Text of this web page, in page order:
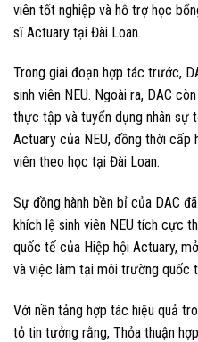
viên tốt nghiệp và hỗ trợ học
sĩ Actuary tại Đài Loan.
Trong giai đoạn hợp tác trước,
sinh viên NEU. Ngoài ra, DAC
thực tập và tuyển dụng nhân sự
Actuary của NEU, đồng thời
viên theo học tại Đài Loan.
Sự đồng hành bền bỉ của DAC
khích lệ sinh viên NEU tích cực
quốc tế của Hiệp hội Actuary,
và việc làm tại môi trường quốc
Với nền tảng hợp tác hiệu quả
tỏ tin tưởng rằng, Thỏa thuận